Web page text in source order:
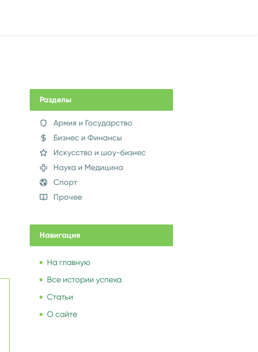
Разделы
Армия и Государство
Бизнес и Финансы
Искусство и шоу-бизнес
Наука и Медицина
Спорт
Прочее
Навигация
На главную
Все истории успеха
Статьи
О сайте